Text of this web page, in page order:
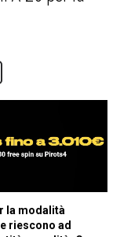
la modalità
riescono ad